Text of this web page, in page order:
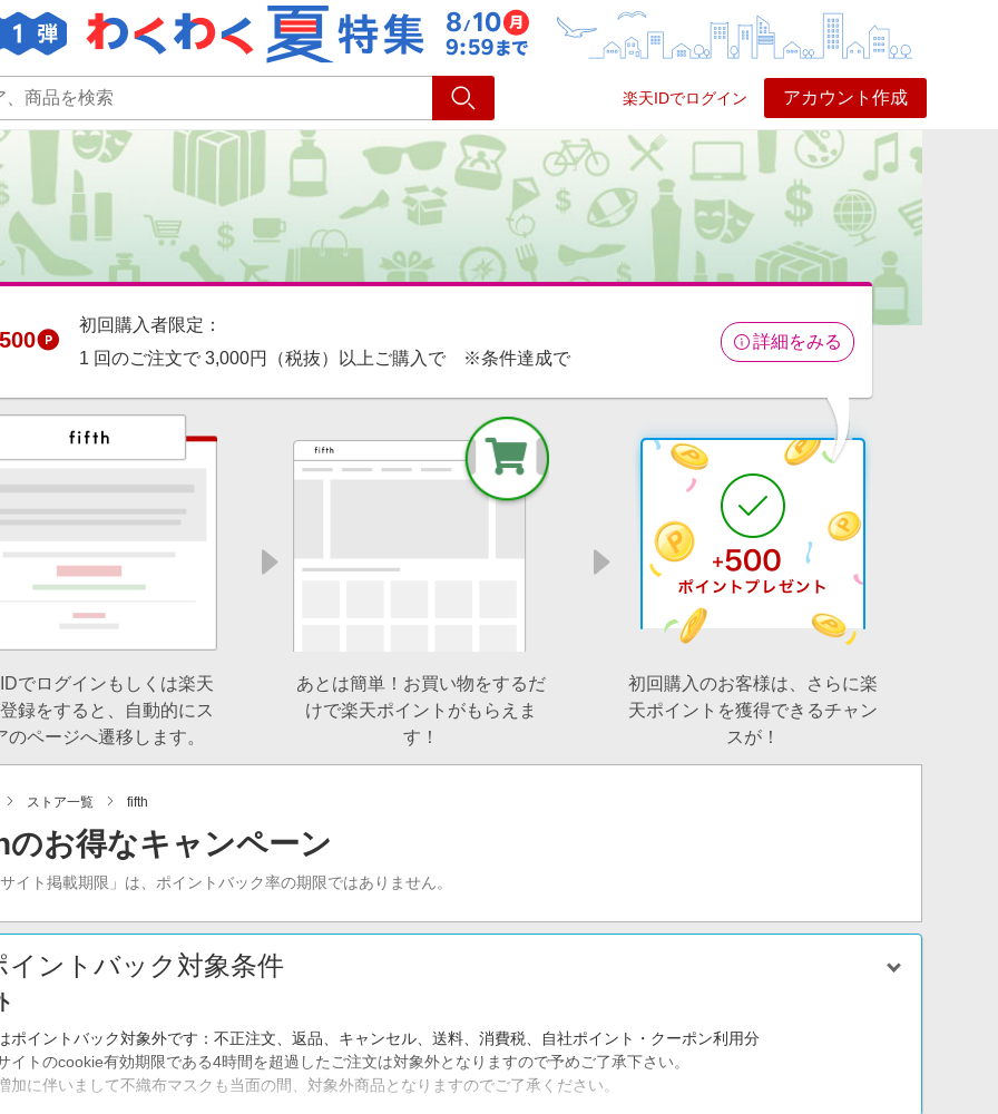
楽天IDでログイン アカウント作成
ショッピング 旅行 サービス ヘルプ
500
初回購入者限定：
1 回のご注文で 3,000円（税抜）以上ご購入で ※条件達成で
詳細をみる
でログインもしくは楽天
録をすると、自動的にス
のページへ遷移します。
あとは簡単！お買い物をするだ
けで楽天ポイントがもらえま
す！
初回購入のお客様は、さらに楽
天ポイントを獲得できるチャン
スが！
ストア一覧 fifth
お得なキャンペーン
イト掲載期限」は、ポイントバック率の期限ではありません。
イントバック対象条件
ポイントバック対象外です：不正注文、返品、キャンセル、送料、消費税、自社ポイント・クーポン利用分
イトのcookie有効期限である4時間を超過したご注文は対象外となりますので予めご了承下さい。
加に伴いまして不織布マスクも当面の間、対象外商品となりますのでご了承ください。